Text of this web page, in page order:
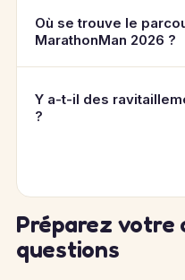
Où se trouve le
MarathonMan 2026 ?
Y a-t-il des
?
Préparez votre
questions